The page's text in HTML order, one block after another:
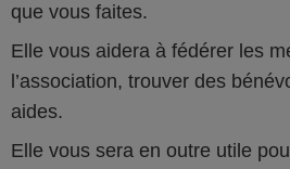
que vous faites.
Elle vous aidera à fédérer les
l’association, trouver des
aides.
Elle vous sera en outre utile